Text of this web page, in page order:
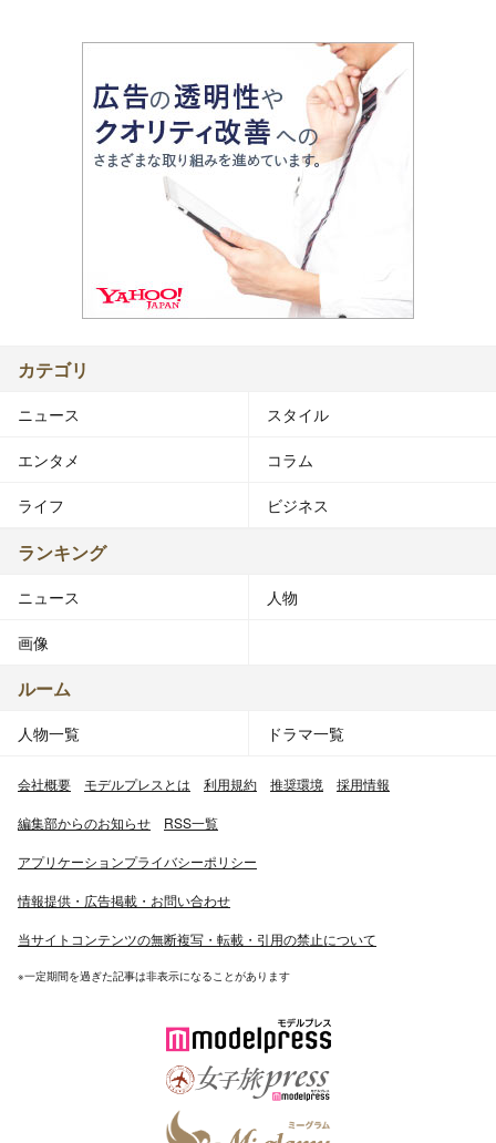
カテゴリ
ニュース スタイル
エンタメ コラム
ライフ ビジネス
ランキング
ニュース 人物
画像
ルーム
人物一覧 ドラマ一覧
会社概要 モデルプレスとは 利用規約 推奨環境 採用情報
編集部からのお知らせ RSS一覧
アプリケーションプライバシーポリシー
情報提供・広告掲載・お問い合わせ
当サイトコンテンツの無断複写・転載・引用の禁止について
※一定期間を過ぎた記事は非表示になることがあります